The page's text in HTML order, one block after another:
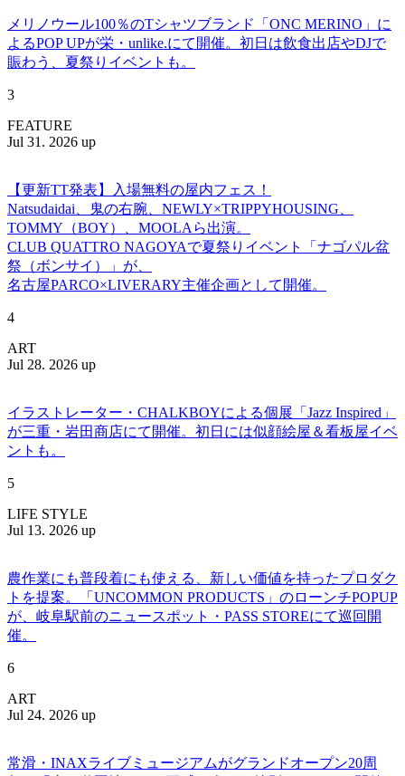
メリノウール100％のTシャツブランド「ONC MERINO」に
よるPOP UPが栄・unlike.にて開催。初日は飲食出店やDJで
賑わう、夏祭りイベントも。
3
FEATURE
Jul 31. 2026 up
【更新TT発表】入場無料の屋内フェス！
Natsudaidai、鬼の右腕、NEWLY×TRIPPYHOUSING、
TOMMY（BOY）、MOOLAら出演。
CLUB QUATTRO NAGOYAで夏祭りイベント「ナゴパル盆
祭（ボンサイ）」が、
名古屋PARCO×LIVERARY主催企画として開催。
4
ART
Jul 28. 2026 up
イラストレーター・CHALKBOYによる個展「Jazz Inspired」
が三重・岩田商店にて開催。初日には似顔絵屋＆看板屋イベ
ントも。
5
LIFE STYLE
Jul 13. 2026 up
農作業にも普段着にも使える、新しい価値を持ったプロダク
トを提案。「UNCOMMON PRODUCTS」のローンチPOPUP
が、岐阜駅前のニュースポット・PASS STOREにて巡回開
催。
6
ART
Jul 24. 2026 up
常滑・INAXライブミュージアムがグランドオープン20周